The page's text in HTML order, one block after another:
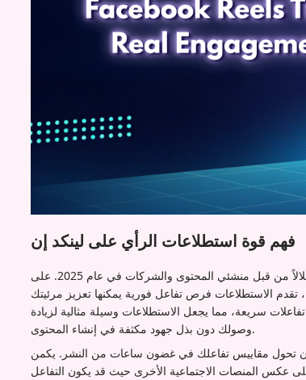
فهم قوة استطلاعات الرأي على لينكد إن
تمثل استطلاعات الرأي على لينكد إن واحدة من أدوات التفاعل الأقل استغلالاً من قبل منشئي المحتوى والشركات في عام 2025. على
الاستطلاعات فرص تفاعل فورية يمكنها تعزيز مرئيتك
سريعة، مما يجعل الاستطلاعات وسيلة مثالية لزيادة
وصولك دون بذل جهود مكثفة في إنشاء المحتوى.
أن تحول مقاييس تفاعلك في غضون ساعات من النشر. يكمن
عكس المنصات الاجتماعية الأخرى حيث قد يكون التفاعل